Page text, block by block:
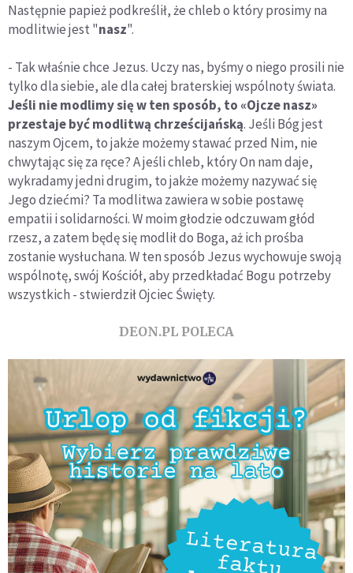
Następnie papież podkreślił, że chleb o który prosimy na
modlitwie jest "nasz".
- Tak właśnie chce Jezus. Uczy nas, byśmy o niego prosili nie
tylko dla siebie, ale dla całej braterskiej wspólnoty świata.
Jeśli nie modlimy się w ten sposób, to «Ojcze nasz»
przestaje być modlitwą chrześcijańską. Jeśli Bóg jest
naszym Ojcem, to jakże możemy stawać przed Nim, nie
chwytając się za ręce? A jeśli chleb, który On nam daje,
wykradamy jedni drugim, to jakże możemy nazywać się
Jego dziećmi? Ta modlitwa zawiera w sobie postawę
empatii i solidarności. W moim głodzie odczuwam głód
rzesz, a zatem będę się modlił do Boga, aż ich prośba
zostanie wysłuchana. W ten sposób Jezus wychowuje swoją
wspólnotę, swój Kościół, aby przedkładać Bogu potrzeby
wszystkich - stwierdził Ojciec Święty.
DEON.PL POLECA